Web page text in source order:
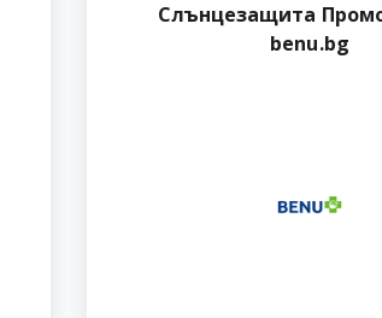
Слънцезащита
benu.bg